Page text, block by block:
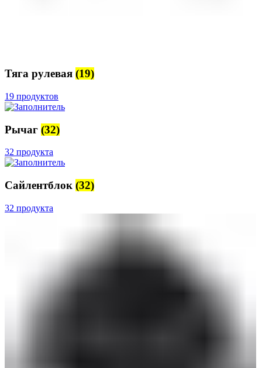
Тяга рулевая (19)
19 продуктов
Рычаг (32)
32 продукта
Сайлентблок (32)
32 продукта